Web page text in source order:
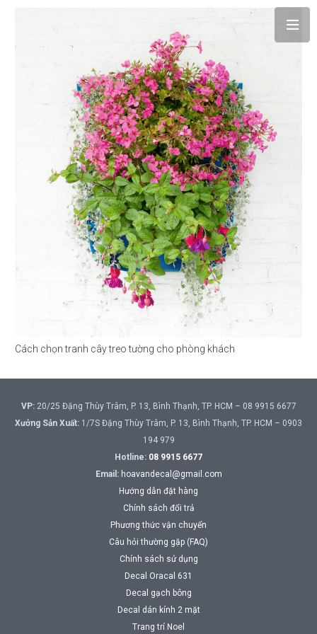
Cách chọn tranh cây treo tường cho phòng khách
VP:20/25 Đặng Thùy Trâm, P. 13, Bình Thạnh, TP. HCM – 08 9915 6677
Xưởng Sản Xuất: 1/7S Đặng Thùy Trâm, P. 13, Bình Thạnh, TP. HCM – 0903
194 979
Hotline: 08 9915 6677
Email: hoavandecal@gmail.com
Hướng dẫn đặt hàng
Chính sách đổi trả
Phương thức vận chuyển
Câu hỏi thường gặp (FAQ)
Chính sách sử dụng
Decal Oracal 631
Decal gạch bông
Decal dán kính 2 mặt
Trang trí Noel